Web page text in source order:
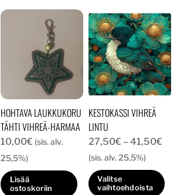
useampi
muunnelma.
valinnat
tuotteen
sivulla.
useampi
muunnelma.
Voit
tehdä
valinnat
tuotteen
sivulla.
HOHTAVA LAUKKUKORU
TÄHTI VIHREÄ-HARMAA
10,00€ (sis. alv.
25,5%)
Lisää
ostoskoriin
KESTOKASSI VIHREÄ
LINTU
27,50€ – 41,50€
-
(sis. alv. 25,5%)
Valitse
vaihtoehdoista